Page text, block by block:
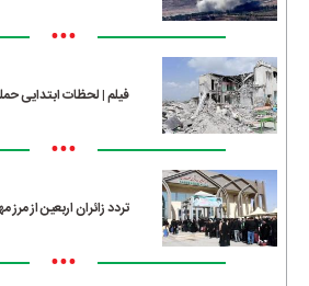
•••
فیلم | لحظات ابتدایی
•••
تردد زائران اربعین از
•••